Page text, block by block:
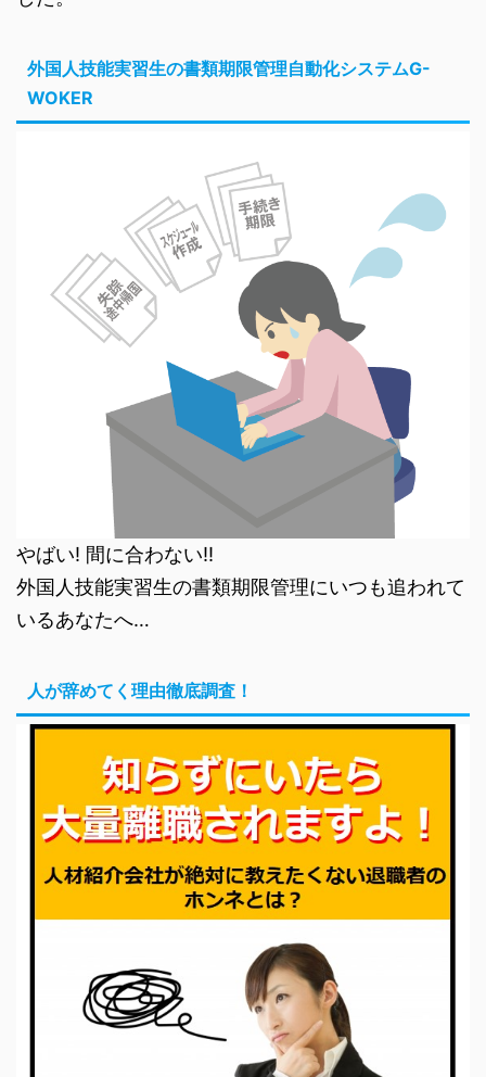
外国人技能実習生の書類期限管理自動化システムG-
WOKER
やばい! 間に合わない!!
外国人技能実習生の書類期限管理にいつも追われて
いるあなたへ…
人が辞めてく理由徹底調査！